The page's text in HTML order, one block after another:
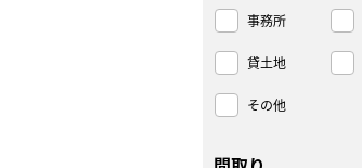
事務所
貸土地
その他